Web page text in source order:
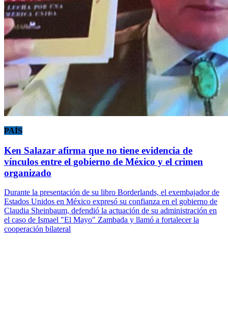
PAÍS
Ken Salazar afirma que no tiene evidencia de
vínculos entre el gobierno de México y el crimen
organizado
Durante la presentación de su libro Borderlands, el exembajador de
Estados Unidos en México expresó su confianza en el gobierno de
Claudia Sheinbaum, defendió la actuación de su administración en
el caso de Ismael "El Mayo" Zambada y llamó a fortalecer la
cooperación bilateral